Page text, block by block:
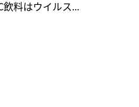
料はウイルス...